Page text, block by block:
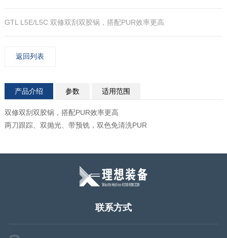
GTL L5E/L5C 双修双刮双胶锅，搭配PUR效率更高
返回列表
产品介绍 参数 适用范围
双修双刮双胶锅，搭配PUR效率更高
两刀跟踪、双抛光、带预铣，双色免清洗PUR
联系方式